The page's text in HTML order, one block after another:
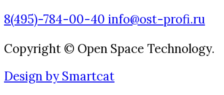
8(495)-784-00-40 info@ost-profi.ru
Copyright © Open Space Technology.
Design by Smartcat